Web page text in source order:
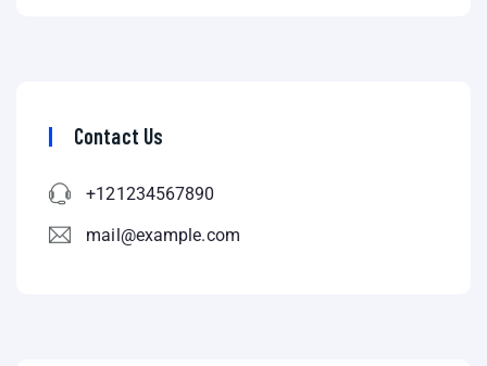
Contact Us
+121234567890
mail@example.com